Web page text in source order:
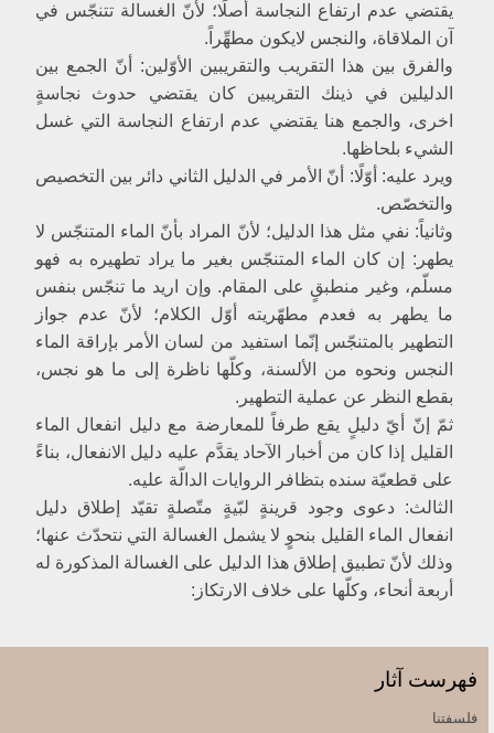
والكلام في المقام الأوّل‏
أمّا الكلام في الجهة الاولى‏
وأمّا الجهة الثانية
[حكم ماء الحمّام بلحاظ الروايات الخاصّة]
وأمّا المقام الثاني‏
الجهة الاولى
الجهة الثانية
ماء البئر
[اعتصام ماء البئر]
إحداهما
والطائفة الاخرى‏
فيقع الكلام حينئذٍ في علاج التعارض بين الطائفتين
[فروع في تطهير ماء البئر وسائر المياه‏]
طرق ثبوت النجاسة
1- العلم
2- البيّنة
الأوّل
الثاني من الوجوه الدالّة على حجّية البيّنة
الثالث من الوجوه
الجهة الثانية
الجهة الثالثة
يقتضي عدم ارتفاع النجاسة أصلًا؛ لأنّ الغسالة تتنجّس في
آن الملاقاة، والنجس لايكون مطهِّراً.
والفرق بين هذا التقريب والتقريبين الأوّلين: أنّ الجمع بين
الدليلين في ذينك التقريبين كان يقتضي حدوث نجاسةٍ
اخرى، والجمع هنا يقتضي عدم ارتفاع النجاسة التي غسل
الشي‏ء بلحاظها.
ويرد عليه: أوّلًا: أنّ الأمر في الدليل الثاني دائر بين التخصيص
والتخصّص.
وثانياً: نفي مثل هذا الدليل؛ لأنّ المراد بأنّ الماء المتنجّس لا
يطهر: إن كان الماء المتنجّس بغير ما يراد تطهيره به فهو
مسلّم، وغير منطبقٍ على المقام. وإن اريد ما تنجّس بنفس
ما يطهر به فعدم مطهّريته أوّل الكلام؛ لأنّ عدم جواز
التطهير بالمتنجّس إنّما استفيد من لسان الأمر بإراقة الماء
النجس ونحوه من الألسنة، وكلّها ناظرة إلى ما هو نجس،
بقطع النظر عن عملية التطهير.
ثمّ إنّ أيّ دليلٍ يقع طرفاً للمعارضة مع دليل انفعال الماء
القليل إذا كان من أخبار الآحاد يقدَّم عليه دليل الانفعال، بناءً
على قطعيّة سنده بتظافر الروايات الدالّة عليه.
الثالث: دعوى وجود قرينةٍ لبّيةٍ متّصلةٍ تقيّد إطلاق دليل
انفعال الماء القليل بنحوٍ لا يشمل الغسالة التي نتحدّث عنها؛
وذلك لأنّ تطبيق إطلاق هذا الدليل على الغسالة المذكورة له
أربعة أنحاء، وكلّها على خلاف الارتكاز:
فهرست آثار
فلسفتنا